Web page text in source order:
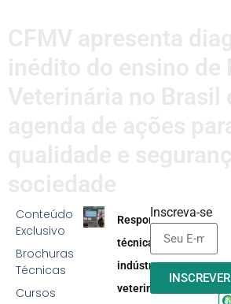
Conteúdo
Exclusivo
Brochuras
Técnicas
Cursos
Responsabilidade
técnica na
indústria
veterinária:
Inscreva-se
INSCREVER